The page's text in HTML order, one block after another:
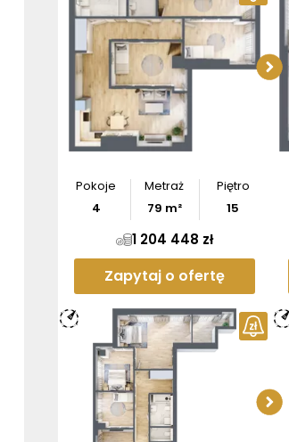
Pokoje
4
Metraż
79 m²
Piętro
15
1 204 448 zł
Zapytaj o ofertę